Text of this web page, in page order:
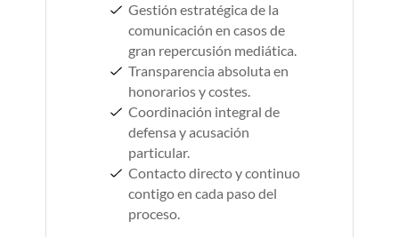
Gestión estratégica de la
comunicación en casos de
gran repercusión mediática.
Transparencia absoluta en
honorarios y costes.
Coordinación integral de
defensa y acusación
particular.
Contacto directo y continuo
contigo en cada paso del
proceso.